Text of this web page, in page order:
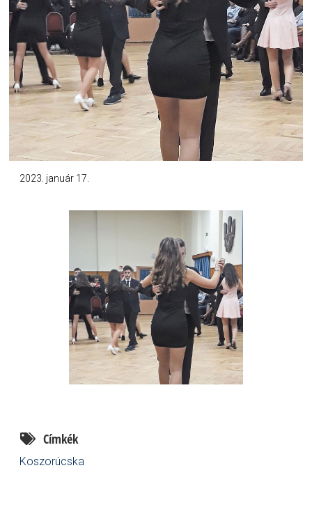
Címkék
Koszorúcska
2023. január 17.